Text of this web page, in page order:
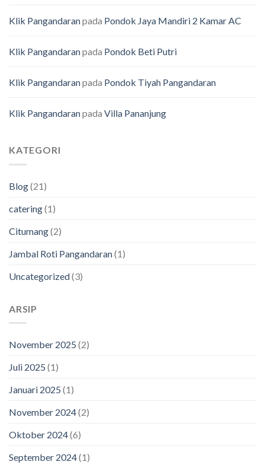
Klik Pangandaranpada Pondok Jaya Mandiri 2 Kamar AC
Klik Pangandaranpada Pondok Beti Putri
Klik Pangandaranpada Pondok Tiyah Pangandaran
Klik Pangandaranpada Villa Pananjung
KATEGORI
Blog(21)
catering(1)
Citumang(2)
Jambal Roti Pangandaran(1)
Uncategorized(3)
ARSIP
November 2025 (2)
Juli 2025 (1)
Januari 2025 (1)
November 2024(2)
Oktober 2024(6)
September 2024(1)